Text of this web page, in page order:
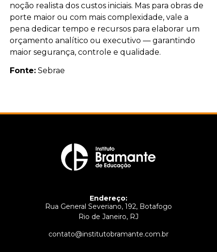
noção realista dos custos iniciais. Mas para obras de
porte maior ou com mais complexidade, vale a
pena dedicar tempo e recursos para elaborar um
orçamento analítico ou executivo — garantindo
maior segurança, controle e qualidade.
Fonte: Sebrae
Endereço:
Rua General Severiano, 192, Botafogo
Rio de Janeiro, RJ
contato@institutobramante.com.br